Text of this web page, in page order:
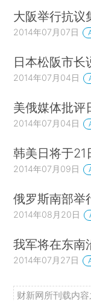
大阪举行抗议
2014年07月07日
日本松阪市长
2014年07月04日
美俄媒体批评
2014年07月04日
韩美日将于21
2014年07月09日
俄罗斯南部举
2014年08月20日
我军将在东南
2014年07月27日
财新网所刊载内